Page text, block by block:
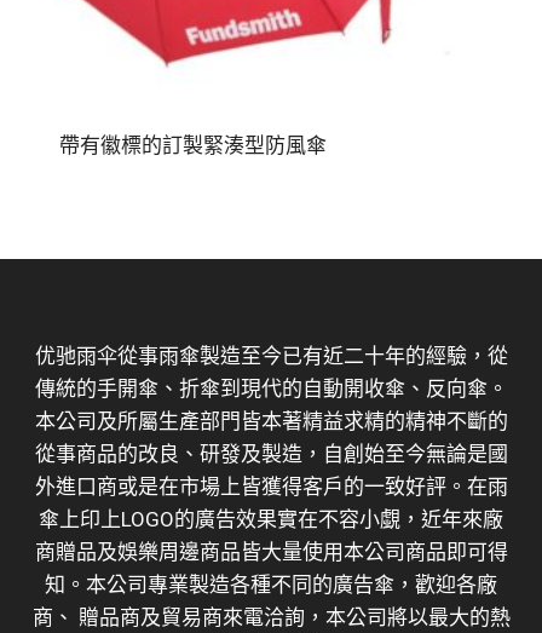
帶有徽標的訂製緊湊型防風傘
优驰雨伞從事雨傘製造至今已有近二十年的經驗，從
傳統的手開傘、折傘到現代的自動開收傘、反向傘。
本公司及所屬生產部門皆本著精益求精的精神不斷的
從事商品的改良、研發及製造，自創始至今無論是國
外進口商或是在市場上皆獲得客戶的一致好評。在雨
傘上印上LOGO的廣告效果實在不容小覷，近年來廠
商贈品及娛樂周邊商品皆大量使用本公司商品即可得
知。本公司專業製造各種不同的廣告傘，歡迎各廠
商、 贈品商及貿易商來電洽詢，本公司將以最大的熱